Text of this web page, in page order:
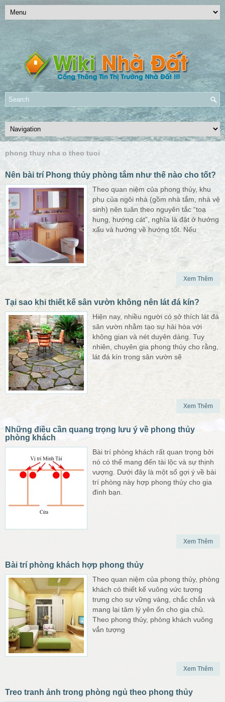
phong thuy nha o theo tuoi
Nên bài trí Phong thủy phòng tắm như thế nào cho tốt?
Theo quan niệm của phong thủy, khu
phụ của ngôi nhà (gồm nhà tắm, nhà vệ
sinh) nên tuân theo nguyên tắc “toạ
hung, hướng cát”, nghĩa là đặt ở hướng
xấu và hướng về hướng tốt. Nếu
Xem Thêm
Tại sao khi thiết kế sân vườn không nên lát đá kín?
Hiện nay, nhiều người có sở thích lát đá
sân vườn nhằm tạo sự hài hòa với
không gian và nét duyên dáng. Tuy
nhiên, chuyên gia phong thủy cho rằng,
lát đá kín trong sân vườn sẽ
Xem Thêm
Những điều cần quang trọng lưu ý về phong thủy
phòng khách
Bài trí phòng khách rất quan trọng bởi
nó có thể mang đến tài lộc và sự thịnh
vượng. Dưới đây là một số gợi ý về bài
trí phòng này hợp phong thủy cho gia
đình bạn.
Xem Thêm
Bài trí phòng khách hợp phong thủy
Theo quan niệm của phong thủy, phòng
khách có thiết kế vuông vức tượng
trưng cho sự vững vàng, chắc chắn và
mang lại tâm lý yên ổn cho gia chủ.
Theo phong thủy, phòng khách vuông
vắn tượng
Xem Thêm
Treo tranh ảnh trong phòng ngủ theo phong thủy